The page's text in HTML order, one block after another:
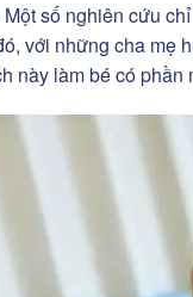
Một số nghiên cứu
với những cha mẹ
này làm bé có phần